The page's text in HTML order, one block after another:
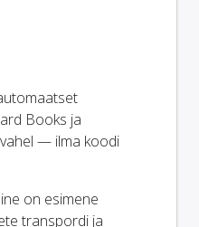
Books ja
— ilma koodi
on esimene
transpordi ja